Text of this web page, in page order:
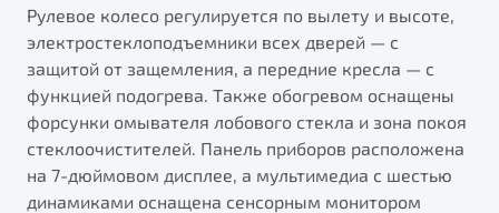
Рулевое колесо регулируется по вылету и высоте,
электростеклоподъемники всех дверей — с
защитой от защемления, а передние кресла — с
функцией подогрева. Также обогревом оснащены
форсунки омывателя лобового стекла и зона покоя
стеклоочистителей. Панель приборов расположена
на 7-дюймовом дисплее, а мультимедиа с шестью
динамиками оснащена сенсорным монитором